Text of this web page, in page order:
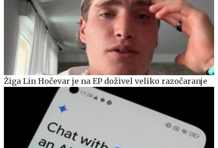
Žiga Lin Hočevar je na EP doživel veliko razočaranje